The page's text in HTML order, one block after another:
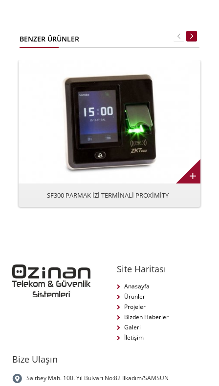
BENZER ÜRÜNLER
SF300 PARMAK İZİ TERMİNALİ PROXİMİTY
Site Haritası
Anasayfa
Ürünler
Projeler
Bizden Haberler
Galeri
İletişim
Bize Ulaşın
Saitbey Mah. 100. Yıl Bulvarı No:82 İlkadım/SAMSUN